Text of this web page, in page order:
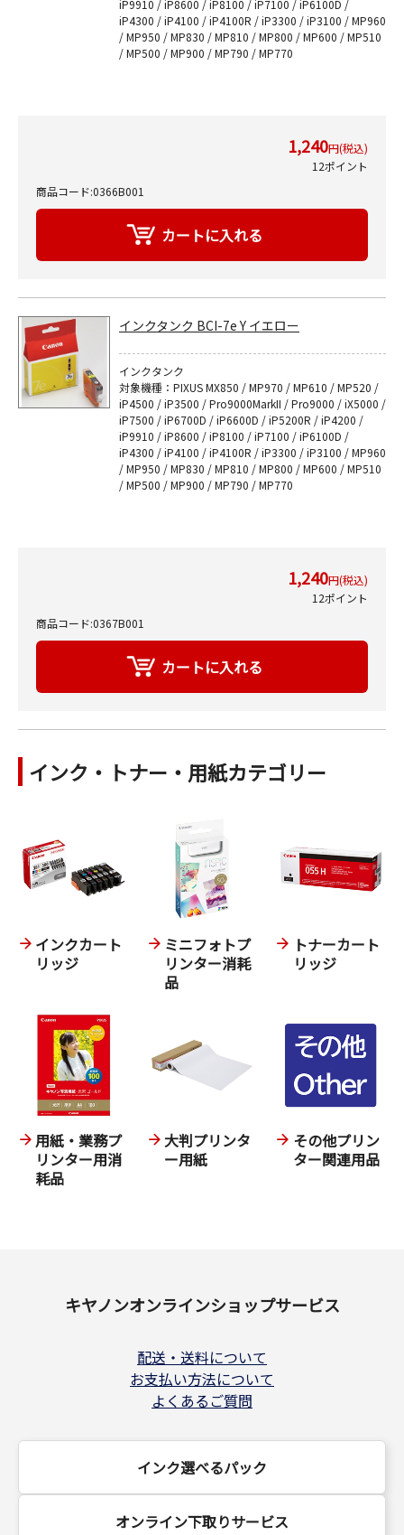
iP9910 / iP8600 / iP8100 / iP7100 / iP6100D /
iP4300 / iP4100 / iP4100R / iP3300 / iP3100 / MP960
/ MP950 / MP830 / MP810 / MP800 / MP600 / MP510
/ MP500 / MP900 / MP790 / MP770
1,240円(税込)
12ポイント
商品コード:0366B001
インクタンク BCI-7e Y イエロー
インクタンク
対象機種：PIXUS MX850 / MP970 / MP610 / MP520 /
iP4500 / iP3500 / Pro9000MarkII / Pro9000 / iX5000 /
iP7500 / iP6700D / iP6600D / iP5200R / iP4200 /
iP9910 / iP8600 / iP8100 / iP7100 / iP6100D /
iP4300 / iP4100 / iP4100R / iP3300 / iP3100 / MP960
/ MP950 / MP830 / MP810 / MP800 / MP600 / MP510
/ MP500 / MP900 / MP790 / MP770
1,240円(税込)
12ポイント
商品コード:0367B001
インク・トナー・用紙カテゴリー
インクカート
リッジ
ミニフォトプ
リンター消耗
品
トナーカート
リッジ
用紙・業務プ
リンター用消
耗品
大判プリンタ
ー用紙
その他プリン
ター関連用品
キヤノンオンラインショップサービス
配送・送料について
お支払い方法について
よくあるご質問
インク選べるパック
オンライン下取りサービス